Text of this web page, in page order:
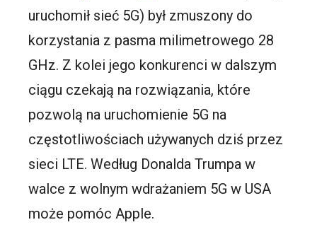
uruchomił sieć 5G) był zmuszony do
korzystania z pasma milimetrowego 28
GHz. Z kolei jego konkurenci w dalszym
ciągu czekają na rozwiązania, które
pozwolą na uruchomienie 5G na
częstotliwościach używanych dziś przez
sieci LTE. Według Donalda Trumpa w
walce z wolnym wdrażaniem 5G w USA
może pomóc Apple.